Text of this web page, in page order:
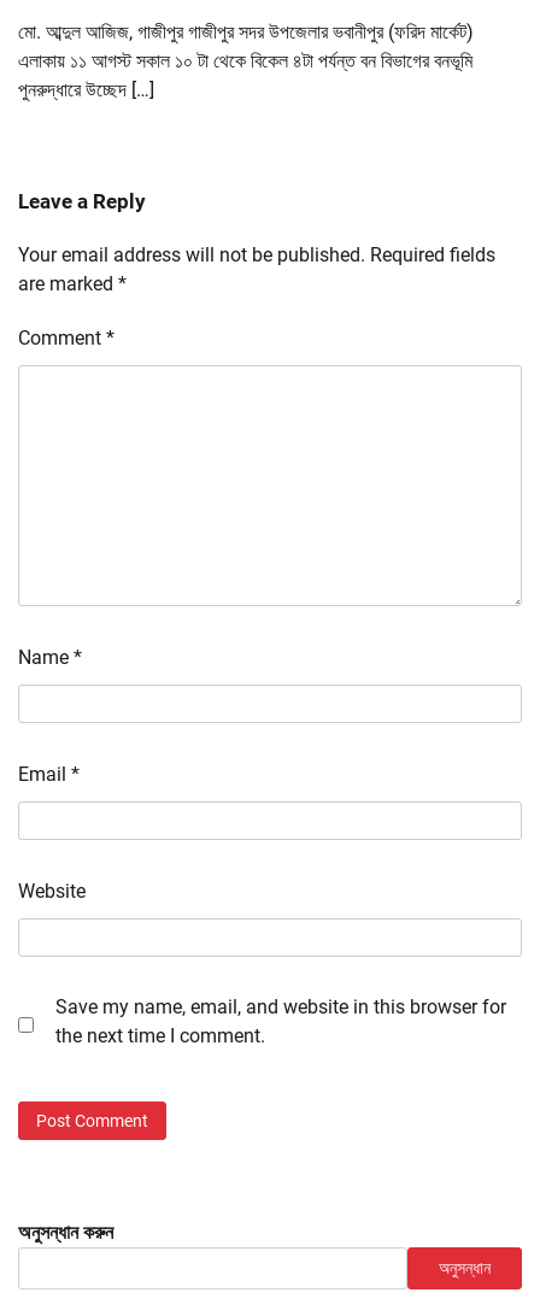
মো. আব্দুল আজিজ, গাজীপুর গাজীপুর সদর উপজেলার ভবানীপুর (ফরিদ মার্কেট)
এলাকায় ১১ আগস্ট সকাল ১০ টা থেকে বিকেল ৪টা পর্যন্ত বন বিভাগের বনভূমি
পুনরুদ্ধারে উচ্ছেদ […]
Leave a Reply
Your email address will not be published. Required fields
are marked *
Comment *
Name *
Email *
Website
Save my name, email, and website in this browser for
the next time I comment.
অনুসন্ধান করুন
অনুসন্ধান